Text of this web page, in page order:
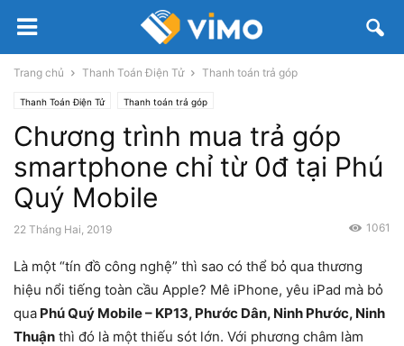
Trang chủ Thanh Toán Điện Tử Thanh toán trả góp
Thanh Toán Điện Tử Thanh toán trả góp
Chương trình mua trả góp
smartphone chỉ từ 0đ tại Phú
Quý Mobile
22 Tháng Hai, 2019 1061
Là một “tín đồ công nghệ” thì sao có thể bỏ qua thương
hiệu nổi tiếng toàn cầu Apple? Mê iPhone, yêu iPad mà bỏ
qua Phú Quý Mobile – KP13, Phước Dân, Ninh Phước, Ninh
Thuận thì đó là một thiếu sót lớn. Với phương châm làm